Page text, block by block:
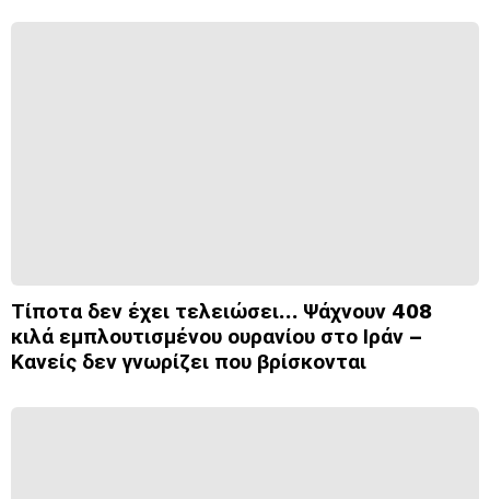
Τίποτα δεν έχει τελειώσει… Ψάχνουν 408
κιλά εμπλουτισμένου ουρανίου στο Ιράν –
Κανείς δεν γνωρίζει που βρίσκονται